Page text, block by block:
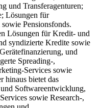
und Transferagenturen;
Lösungen für
Pensionsfonds.
Lösungen für Kredit- und
syndizierte Kredite sowie
und
Spreading-,
Services sowie
hinaus bietet das
Softwareentwicklung,
sowie Research-,